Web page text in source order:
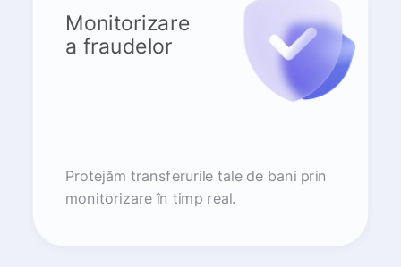
Monitorizare
a fraudelor
Protejăm transferurile tale de bani prin
monitorizare în timp real.